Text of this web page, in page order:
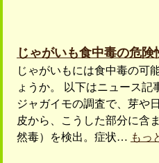
じゃがいも食中毒の危険
じゃがいもには食中毒の可
ょうか。 以下はニュース記
ジャガイモの調査で、芽や
皮から、こうした部分に含
然毒）を検出。症状… もっ